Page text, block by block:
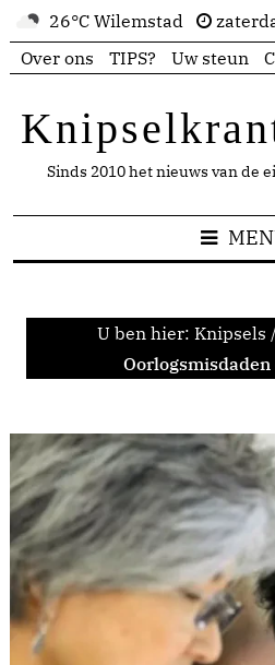
26°C Wilemstad
Over ons
TIPS? Uw steun
Sinds 2010 het nieuws van de
U ben hier: Knipsels /